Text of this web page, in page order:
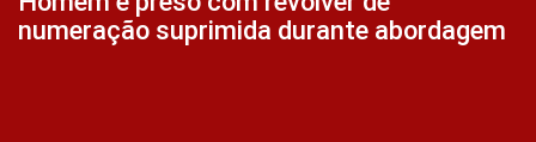
numeração suprimida durante abordagem